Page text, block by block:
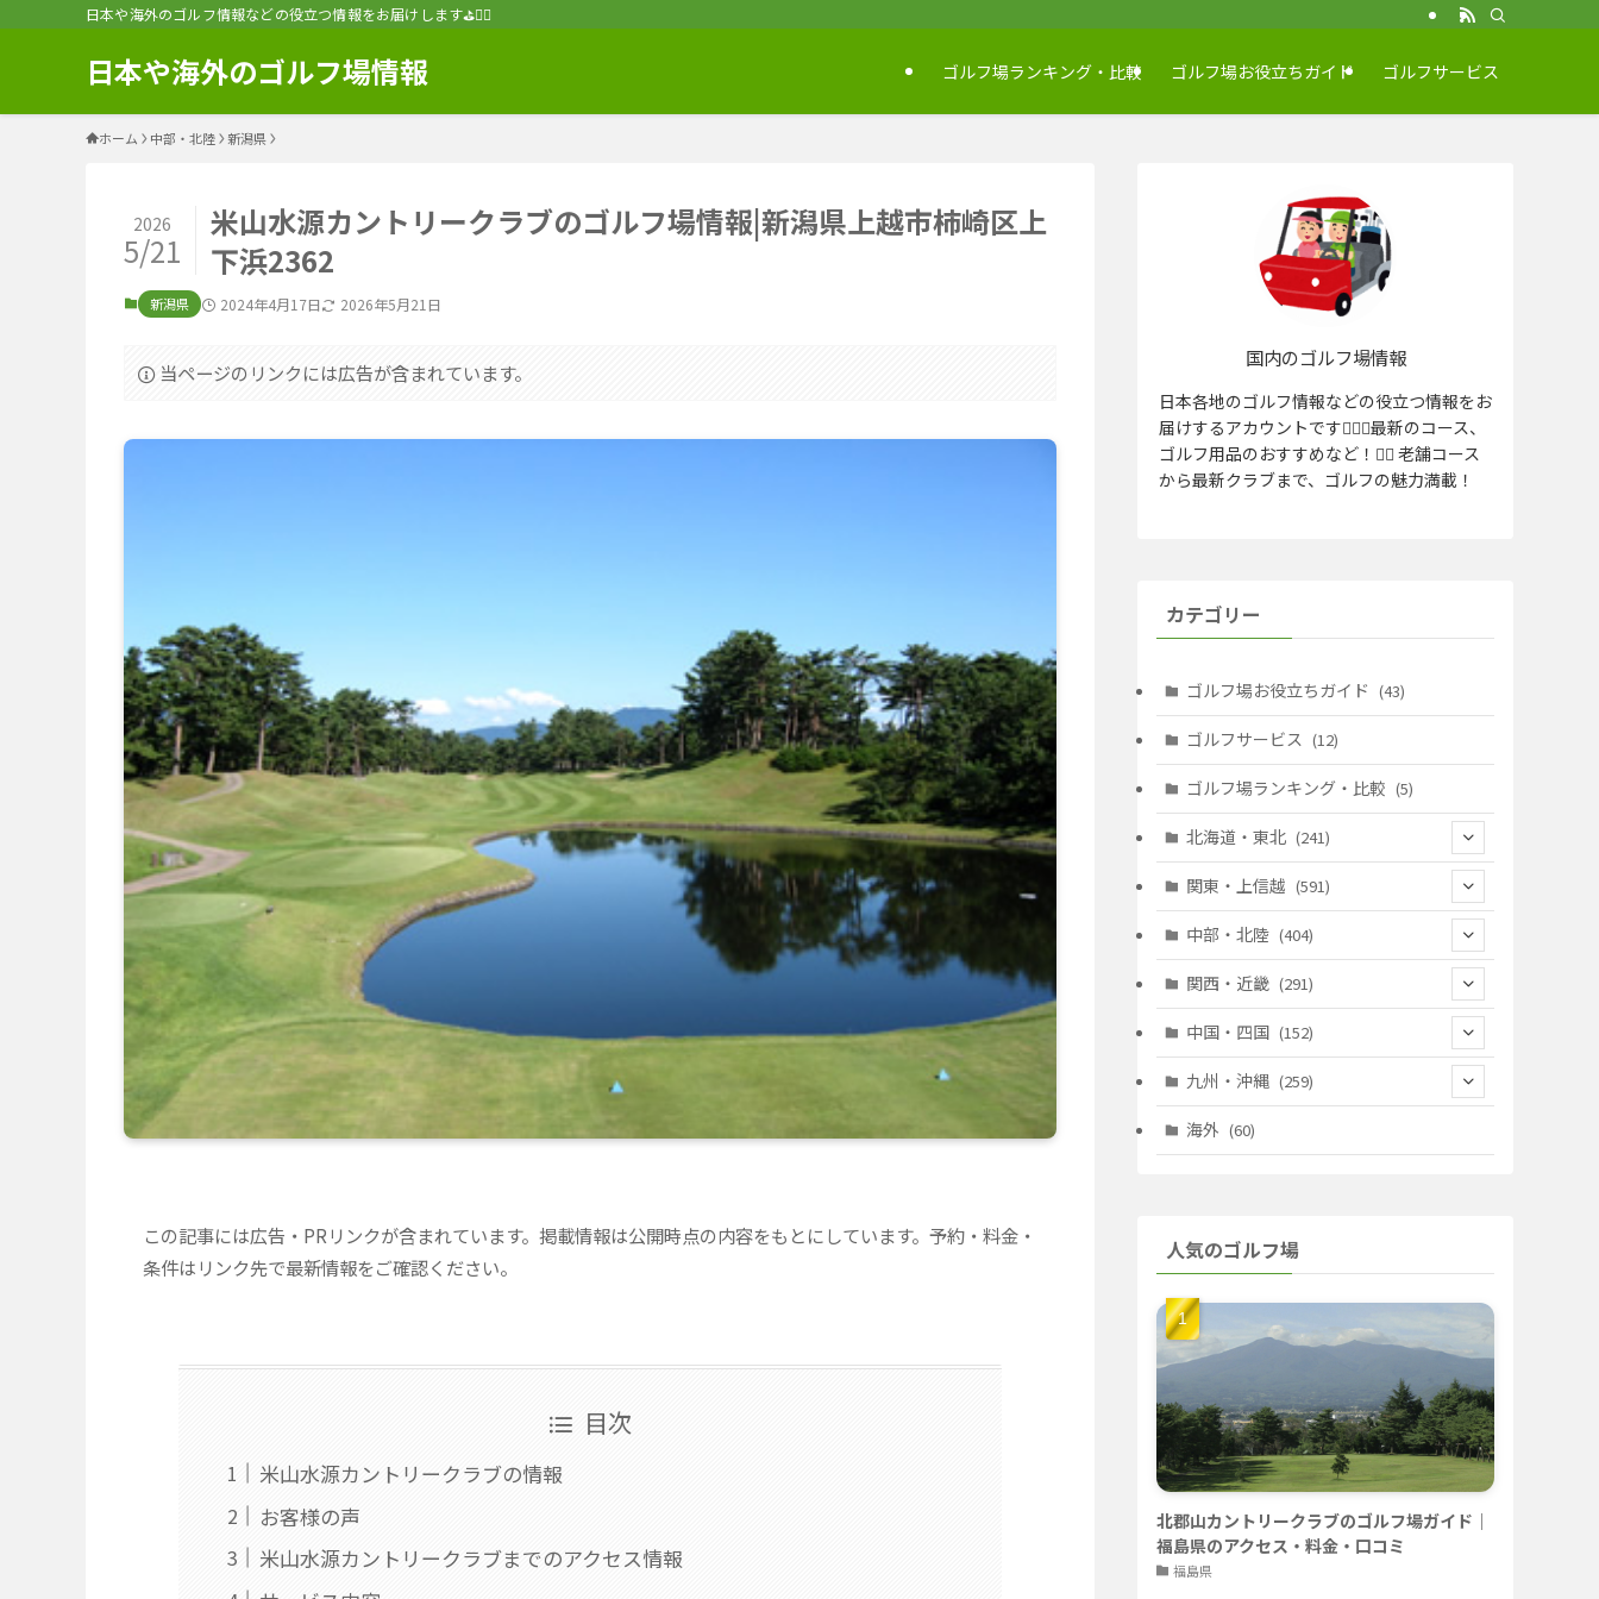
日本や海外のゴルフ情報などの役立つ情報をお届けします⛳️🏌️‍♂️
日本や海外のゴルフ場情報 ゴルフ場ランキング・比較 ゴルフ場お役立ちガイド ゴルフサービス
ホーム 中部・北陸 新潟県
米山水源カントリークラブのゴルフ場情報|新潟県上越市柿崎区上
下浜2362
2026
5/21
新潟県 2024年4月17日 2026年5月21日
当ページのリンクには広告が含まれています。
この記事には広告・PRリンクが含まれています。掲載情報は公開時点の内容をもとにしています。予約・料金・
条件はリンク先で最新情報をご確認ください。
目次
米山水源カントリークラブの情報
お客様の声
米山水源カントリークラブまでのアクセス情報
国内のゴルフ場情報
日本各地のゴルフ情報などの役立つ情報をお
届けするアカウントです🏌️‍♂️⛳️最新のコース、
ゴルフ用品のおすすめなど！🏌️‍♀️ 老舗コース
から最新クラブまで、ゴルフの魅力満載！
カテゴリー
ゴルフ場お役立ちガイド (43)
ゴルフサービス (12)
ゴルフ場ランキング・比較 (5)
北海道・東北 (241)
(128)
(10)
(17)
(35)
(30)
(9)
関東・上信越 (591)
(146)
(40)
(114)
(72)
(14)
(103)
中部・北陸 (404)
(13)
(83)
(11)
(78)
(40)
(59)
関西・近畿 (291)
(39)
(25)
(30)
(139)
中国・四国 (152)
(7)
(39)
(40)
(9)
(14)
九州・沖縄 (259)
(28)
(22)
(40)
(23)
(22)
(26)
海外 (60)
人気のゴルフ場
北郡山カントリークラブのゴルフ場ガイド｜
福島県のアクセス・料金・口コミ
福島県